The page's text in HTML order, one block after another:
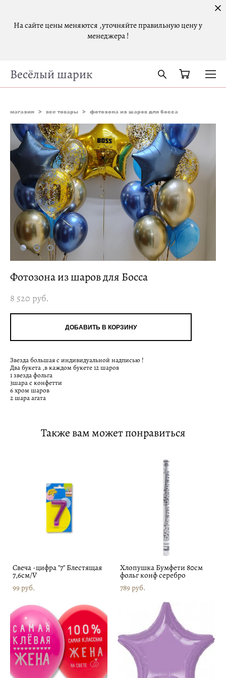
На сайте цены меняются ,уточняйте правильную цену у
менеджера !
Весёлый шарик
магазин > все товары > фотозона из шаров для босса
Фотозона из шаров для Босса
8 520 pуб.
ДОБАВИТЬ В КОРЗИНУ
Звезда большая с индивидуальной надписью !
Два букета ,в каждом букете 12 шаров
1 звезда фольга
3шара с конфетти
6 хром шаров
2 шара агата
Также вам может понравиться
Свеча -цифра "7" Блестящая
7,6см/V
99 pуб.
Хлопушка Бумфети 80см
фольг конф серебро
789 pуб.